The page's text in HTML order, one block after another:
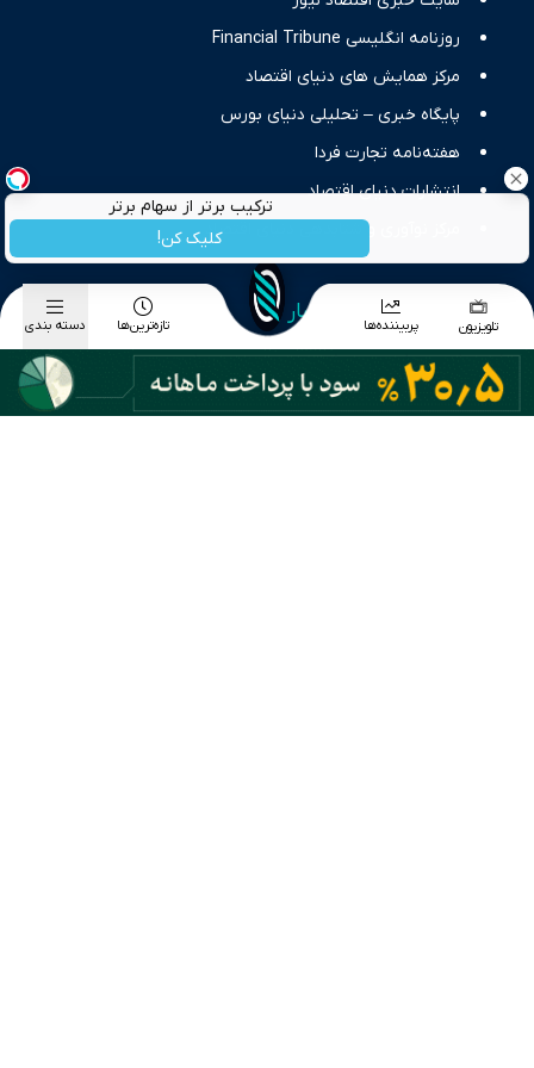
ترکیب برتر از سهام برتر
کلیک کن!
روزنامه انگلیسی Financial Tribune
مرکز همایش های دنیای اقتصاد
پایگاه خبری – تحلیلی دنیای بورس
هفته‌نامه تجارت فردا
انتشارات دنیای اقتصاد
مرکز نوآوری و شتابدهی دنیای اقتصاد
دسته بندی موضوعی اخبار
اخبار اقتصاد کلان
اخبار بورس
تلویزیون پربیننده‌ها تازه‌ترین‌ها دسته بندی